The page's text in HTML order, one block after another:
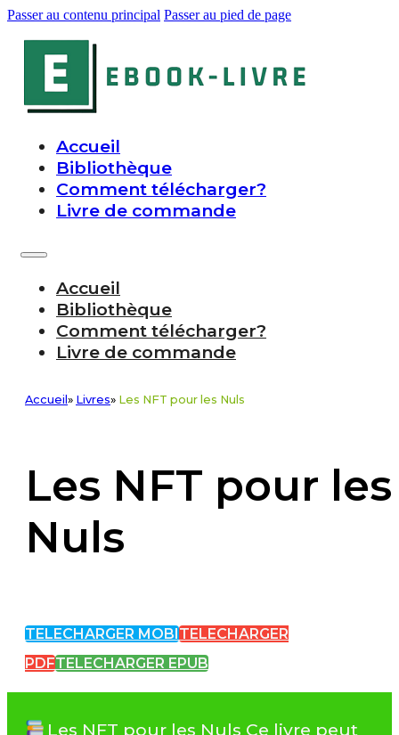
Passer au contenu principal Passer au pied de page
Accueil
Bibliothèque
Comment télécharger?
Livre de commande
Accueil
Bibliothèque
Comment télécharger?
Livre de commande
Accueil » Livres» Les NFT pour les Nuls
Les NFT pour les
Nuls
TELECHARGER MOBI TELECHARGER
PDFTELECHARGER EPUB
Les NFT pour les Nuls Ce livre peut